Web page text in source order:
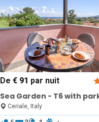
De€ 91 par nuit
Sea Garden - T6 with
Ceriale, Italy